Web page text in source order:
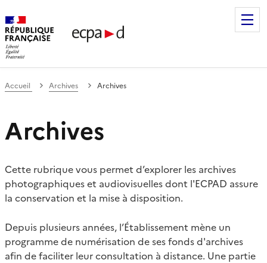
de communication et de production
Accueil Archives Archives
Archives
Cette rubrique vous permet d’explorer les archives
photographiques et audiovisuelles dont l'ECPAD assure
la conservation et la mise à disposition.
Depuis plusieurs années, l’Établissement mène un
programme de numérisation de ses fonds d'archives
afin de faciliter leur consultation à distance. Une partie